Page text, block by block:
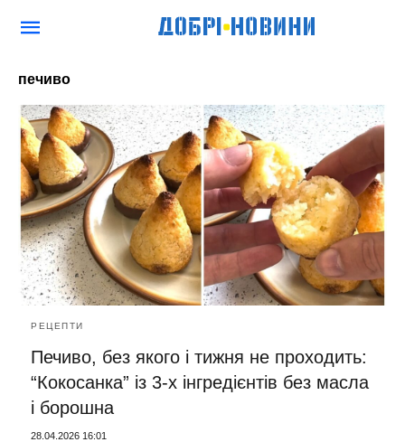
печиво
РЕЦЕПТИ
Печиво, без якого і тижня не проходить:
“Кокосанка” із 3-х інгредієнтів без масла
і борошна
28.04.2026 16:01